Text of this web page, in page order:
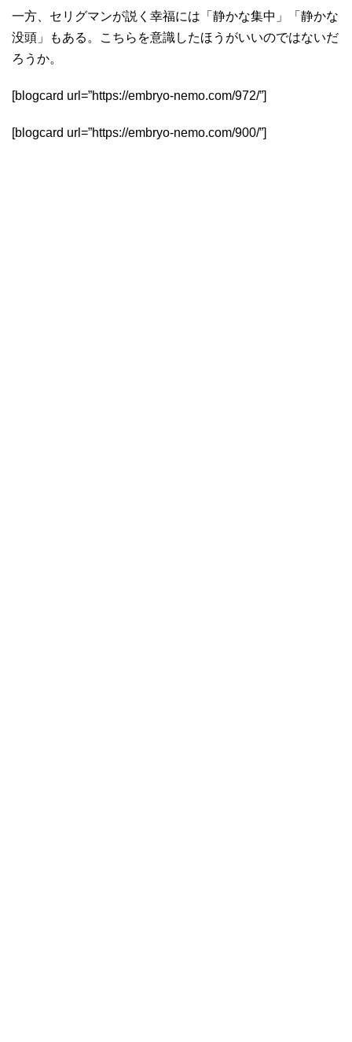
一方、セリグマンが説く幸福には「静かな集中」「静かな
没頭」もある。こちらを意識したほうがいいのではないだ
ろうか。
[blogcard url=”https://embryo-nemo.com/972/”]
[blogcard url=”https://embryo-nemo.com/900/”]